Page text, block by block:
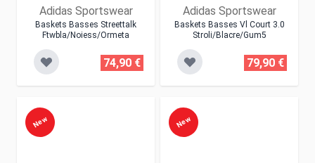
Adidas Sportswear
Baskets Basses Streettalk
Ftwbla/noiess/ormeta
74,90 €
Adidas Sportswear
Baskets Basses Vl Court 3.0
Stroli/blacre/gum5
79,90 €
New New